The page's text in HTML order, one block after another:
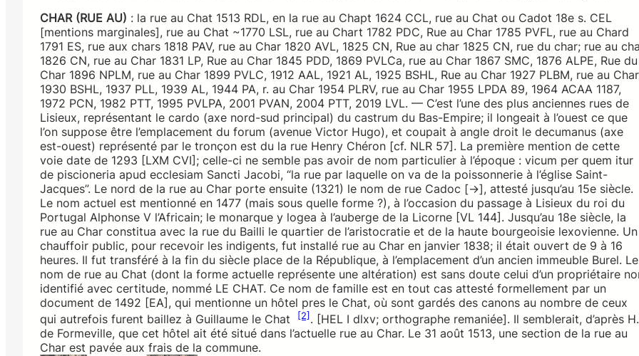
CHAR (RUE AU) : la rue au Chat 1513 RDL, en la rue au Chapt 1624 CCL, rue au Chat ou Cadot 18e s. CEL
[mentions marginales], rue au Chat ~1770 LSL, rue au Chart 1782 PDC, Rue au Char 1785 PVFL, rue au Chard
1791 ES, rue aux chars 1818 PAV, rue au Char 1820 AVL, 1825 CN, Rue au char 1825 CN, rue du char; rue au
1826 CN, rue au Char 1831 LP, Rue au Char 1845 PDD, 1869 PVLCa, rue au Char 1867 SMC, 1876 ALPE, Rue du
Char 1896 NPLM, rue au Char 1899 PVLC, 1912 AAL, 1921 AL, 1925 BSHL, Rue au Char 1927 PLBM, rue au Char
1930 BSHL, 1937 PLL, 1939 AL, 1944 PA, r. au Char 1954 PLRV, rue au Char 1955 LPDA 89, 1964 ACAA 1187,
1972 PCN, 1982 PTT, 1995 PVLPA, 2001 PVAN, 2004 PTT, 2019 LVL. — C’est l’une des plus anciennes rues de
Lisieux, représentant le cardo (axe nord-sud principal) du castrum du Bas-Empire; il longeait à l’ouest ce que
l’on suppose être l’emplacement du forum (avenue Victor Hugo), et coupait à angle droit le decumanus (axe
est-ouest) représenté par le tronçon est du la rue Henry Chéron [cf. NLR 57]. La première mention de cette
voie date de 1293 [LXM CVI]; celle-ci ne semble pas avoir de nom particulier à l’époque : vicum per quem itur
de piscioneria apud ecclesiam Sancti Jacobi, “la rue par laquelle on va de la poissonnerie à l’église Saint-
Jacques”. Le nord de la rue au Char porte ensuite (1321) le nom de rue Cadoc [→], attesté jusqu’au 15e siècle.
Le nom actuel est mentionné en 1477 (mais sous quelle forme ?), à l’occasion du passage à Lisieux du roi du
Portugal Alphonse V l’Africain; le monarque y logea à l’auberge de la Licorne [VL 144]. Jusqu’au 18e siècle, la
rue au Char constitua avec la rue du Bailli le quartier de l’aristocratie et de la haute bourgeoisie lexovienne. Un
chauffoir public, pour recevoir les indigents, fut installé rue au Char en janvier 1838; il était ouvert de 9 à 16
heures. Il fut transféré à la fin du siècle place de la République, à l’emplacement d’un ancien immeuble Burel. Le
nom de rue au Chat (dont la forme actuelle représente une altération) est sans doute celui d’un propriétaire
identifié avec certitude, nommé LE CHAT. Ce nom de famille est en tout cas attesté formellement par un
document de 1492 [EA], qui mentionne un hôtel pres le Chat, où sont gardés des canons au nombre de ceux
qui autrefois furent baillez à Guillaume le Chat
[2] . [HEL I dlxv; orthographe remaniée]. Il semblerait, d’après H.
de Formeville, que cet hôtel ait été situé dans l’actuelle rue au Char. Le 31 août 1513, une section de la rue au
Char est pavée aux frais de la commune.